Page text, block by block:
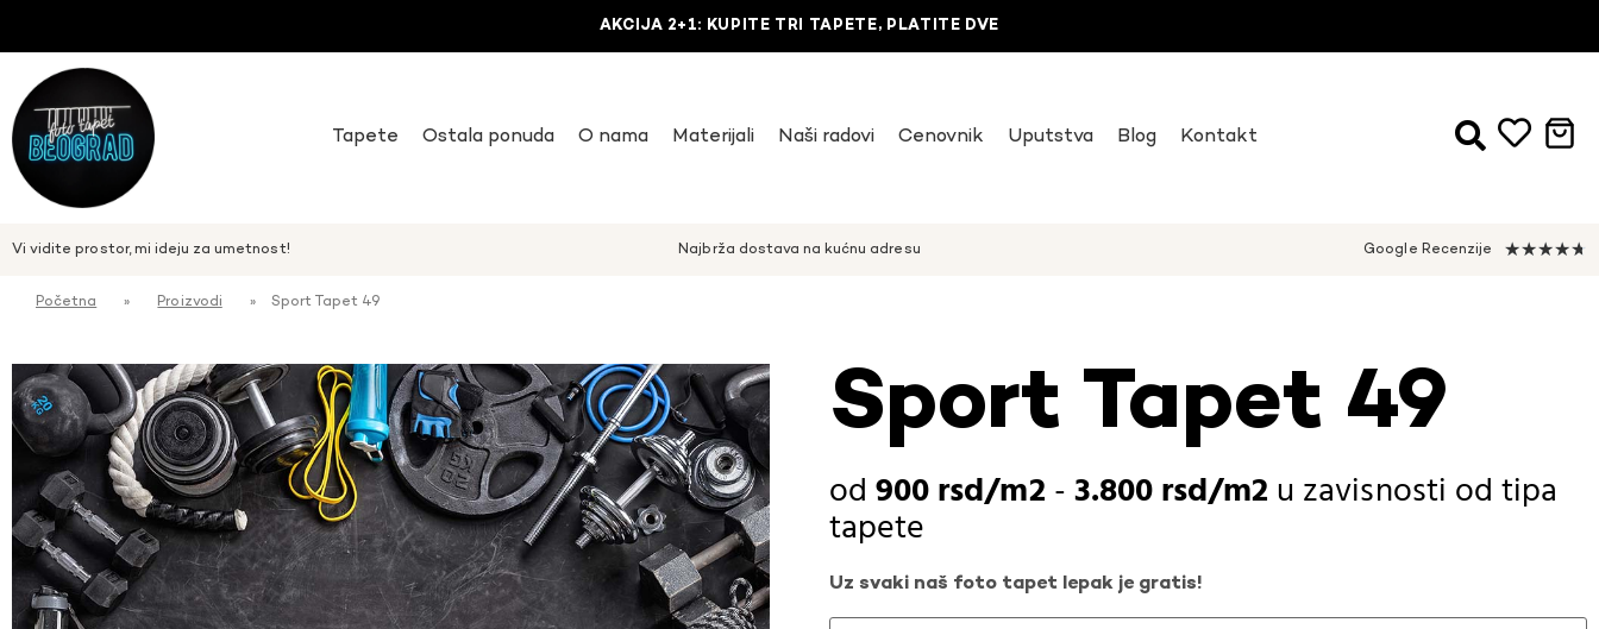
AKCIJA 2+1: KUPITE TRI TAPETE, PLATITE DVE
Tapete Ostala ponuda O nama Materijali Naši radovi Cenovnik Uputstva Blog Kontakt
Vi vidite prostor, mi ideju za umetnost! Najbrža dostava na kućnu adresu Google Recenzije ★★★★★
Početna » Proizvodi » Sport Tapet 49
Sport Tapet 49
900rsd -3.800rsd u zavisnosti od tipa
tapete
Uz svaki naš foto tapet lepak je gratis!